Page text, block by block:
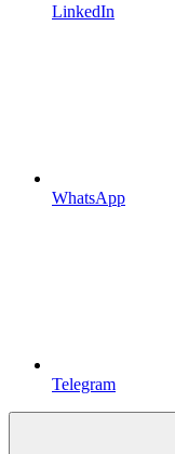
LinkedIn
WhatsApp
Telegram